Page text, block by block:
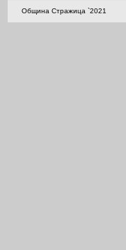
Община Стражица `2021